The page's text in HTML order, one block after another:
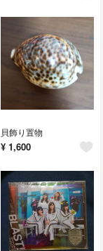
貝飾り置物
¥ 1,600